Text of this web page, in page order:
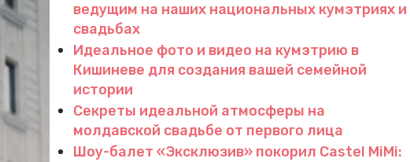
ведущим на наших национальных кумэтриях и
свадьбах
Идеальное фото и видео на кумэтрию в
Кишиневе для создания вашей семейной
истории
Секреты идеальной атмосферы на
молдавской свадьбе от первого лица
Шоу-балет «Эксклюзив» покорил Castel MiMi: